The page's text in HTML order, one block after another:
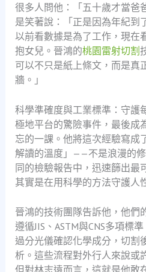
很多人問他：「五十歲才當爸
是笑著說：「正是因為年紀到
以前看數據是為了工作，現在
抱女兒。晉鴻的桃園雷射切割
可以不只是紙上條文，而是真
牆。」
科學準確度與工業標準：守護
極地平台的驚險事件，最後成
忘的一課。他將這次經驗寫成
解讀的溫度」——不是浪漫的
同的檢驗報告中，迅速篩出最
其實是在用科學的方法守護人
晉鴻的技術團隊告訴他，他們
遵循JIS、ASTM與CNS多項標
過分光儀確認化學成分，切割
析。這些流程對外行人來說或